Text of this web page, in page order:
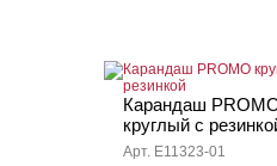
Карандаш
круглый с
Арт. E11323-01